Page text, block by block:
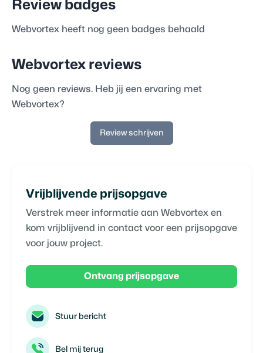
Review badges
Webvortex heeft nog geen badges behaald
Webvortex reviews
Nog geen reviews. Heb jij een ervaring met
Webvortex?
Review schrijven
Vrijblijvende prijsopgave
Verstrek meer informatie aan Webvortex en
kom vrijblijvend in contact voor een prijsopgave
voor jouw project.
Ontvang prijsopgave
Stuur bericht
Bel mij terug